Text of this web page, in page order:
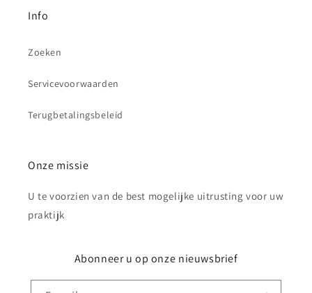
Info
Zoeken
Servicevoorwaarden
Terugbetalingsbeleid
Onze missie
U te voorzien van de best mogelijke uitrusting voor uw
praktijk
Abonneer u op onze nieuwsbrief